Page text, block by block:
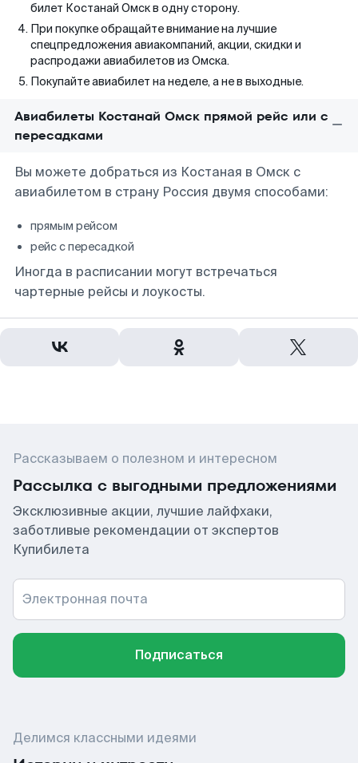
билет Костанай Омск в одну сторону.
При покупке обращайте внимание на лучшие
спецпредложения авиакомпаний, акции, скидки и
распродажи авиабилетов из Омска.
Покупайте авиабилет на неделе, а не в выходные.
Авиабилеты Костанай Омск прямой рейс или с
пересадками
Вы можете добраться из Костаная в Омск с
авиабилетом в страну Россия двумя способами:
прямым рейсом
рейс с пересадкой
Иногда в расписании могут встречаться
чартерные рейсы и лоукосты.
Рассказываем о полезном и интересном
Рассылка с выгодными предложениями
Эксклюзивные акции, лучшие лайфхаки,
заботливые рекомендации от экспертов
Купибилета
Электронная почта
Подписаться
Делимся классными идеями